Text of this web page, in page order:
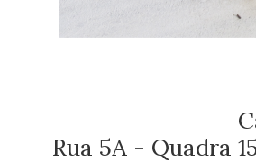
Rua 5A - Quadra